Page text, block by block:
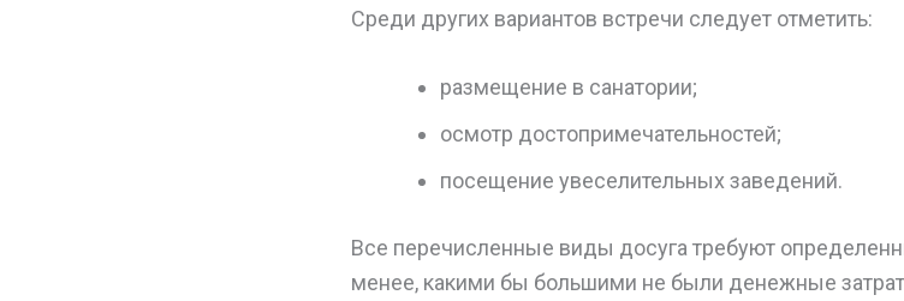
Среди других вариантов встречи следует отметить:
размещение в санатории;
осмотр достопримечательностей;
посещение увеселительных заведений.
Все перечисленные виды досуга требуют
менее, какими бы большими не были денежные